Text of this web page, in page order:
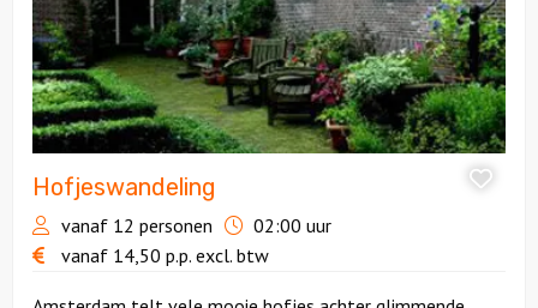
Hofjeswandeling
vanaf 12 personen
02:00 uur
vanaf 14,50 p.p. excl. btw